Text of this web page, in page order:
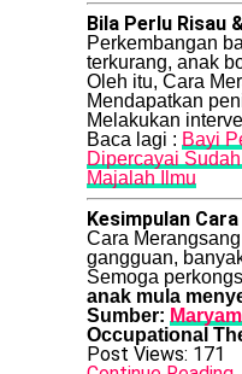
Bila Perlu Risau
Perkembangan
terkurang, anak
Oleh itu, Cara
Mendapatkan
Melakukan
Baca lagi : Bayi
Dipercayai
Majalah Ilmu
Kesimpulan
Cara
gangguan,
Semoga
anak mula
Sumber:
Occupational
Post Views: 171